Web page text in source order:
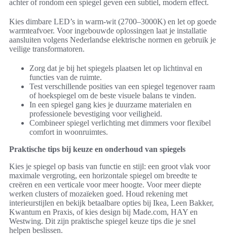
achter of rondom een spiegel geven een subtiel, modern effect.
Kies dimbare LED’s in warm-wit (2700–3000K) en let op goede
warmteafvoer. Voor ingebouwde oplossingen laat je installatie
aansluiten volgens Nederlandse elektrische normen en gebruik je
veilige transformatoren.
Zorg dat je bij het spiegels plaatsen let op lichtinval en
functies van de ruimte.
Test verschillende posities van een spiegel tegenover raam
of hoekspiegel om de beste visuele balans te vinden.
In een spiegel gang kies je duurzame materialen en
professionele bevestiging voor veiligheid.
Combineer spiegel verlichting met dimmers voor flexibel
comfort in woonruimtes.
Praktische tips bij keuze en onderhoud van spiegels
Kies je spiegel op basis van functie en stijl: een groot vlak voor
maximale vergroting, een horizontale spiegel om breedte te
creëren en een verticale voor meer hoogte. Voor meer diepte
werken clusters of mozaïeken goed. Houd rekening met
interieurstijlen en bekijk betaalbare opties bij Ikea, Leen Bakker,
Kwantum en Praxis, of kies design bij Made.com, HAY en
Westwing. Dit zijn praktische spiegel keuze tips die je snel
helpen beslissen.